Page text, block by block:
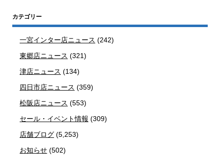
カテゴリー
一宮インター店ニュース (242)
東郷店ニュース (321)
津店ニュース (134)
四日市店ニュース (359)
松阪店ニュース (553)
セール・イベント情報 (309)
店舗ブログ (5,253)
お知らせ (502)